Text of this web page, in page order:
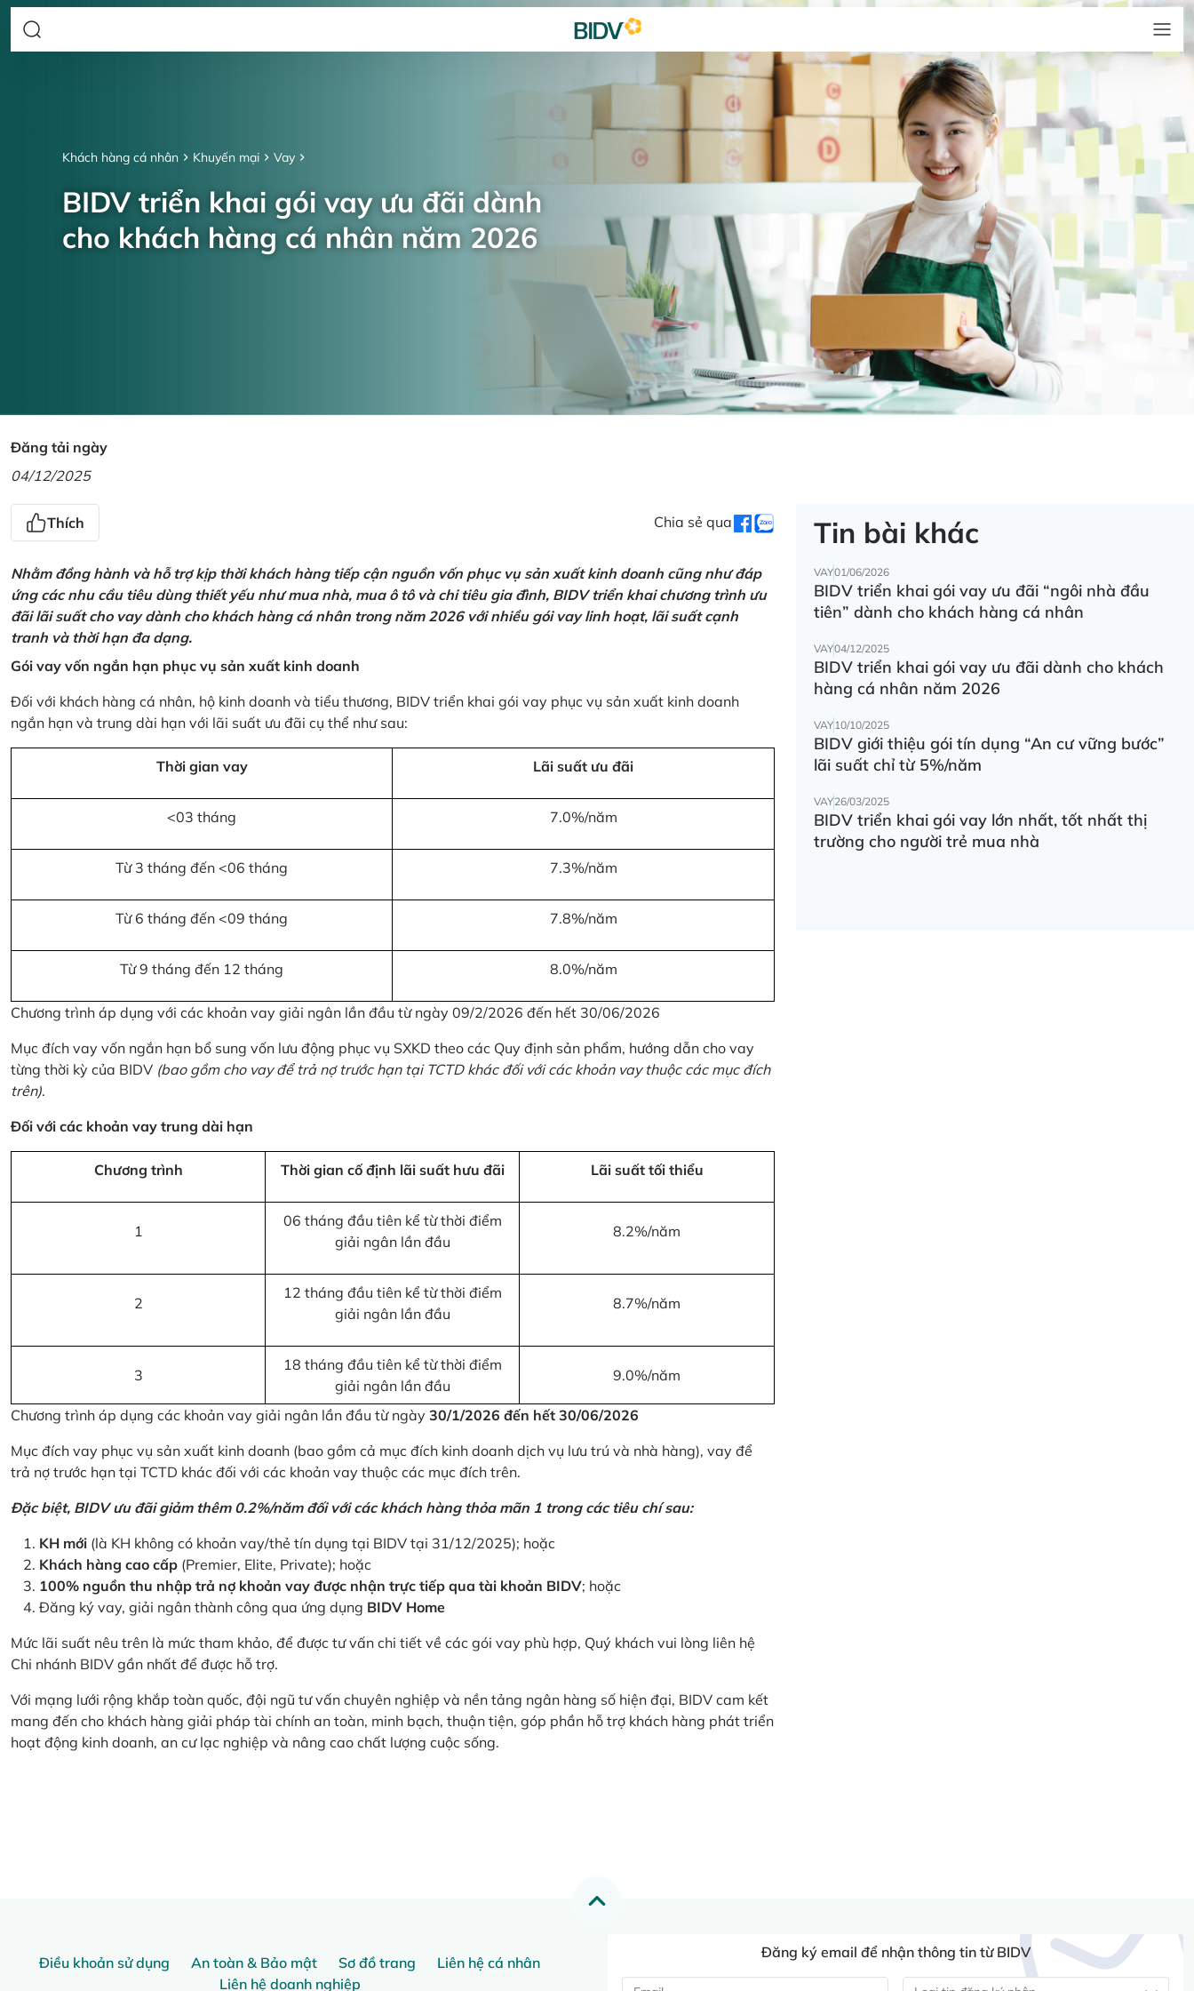
Khách hàng cá nhân Khuyến mại Vay
BIDV triển khai gói vay ưu đãi dành
cho khách hàng cá nhân năm 2026
Đăng tải ngày
04/12/2025
Thích Chia sẻ qua
Nhằm đồng hành và hỗ trợ kịp thời khách hàng tiếp cận nguồn vốn phục vụ sản xuất kinh doanh cũng như đáp
ứng các nhu cầu tiêu dùng thiết yếu như mua nhà, mua ô tô và chi tiêu gia đình, BIDV triển khai chương trình ưu
đãi lãi suất cho vay dành cho khách hàng cá nhân trong năm 2026 với nhiều gói vay linh hoạt, lãi suất cạnh
tranh và thời hạn đa dạng.
Gói vay vốn ngắn hạn phục vụ sản xuất kinh doanh
Đối với khách hàng cá nhân, hộ kinh doanh và tiểu thương, BIDV triển khai gói vay phục vụ sản xuất kinh doanh
ngắn hạn và trung dài hạn với lãi suất ưu đãi cụ thể như sau:
Thời gian vay Lãi suất ưu đãi
<03 tháng 7.0%/năm
Từ 3 tháng đến <06 tháng 7.3%/năm
Từ 6 tháng đến <09 tháng 7.8%/năm
Từ 9 tháng đến 12 tháng 8.0%/năm
Chương trình áp dụng với các khoản vay giải ngân lần đầu từ ngày 09/2/2026 đến hết 30/06/2026
Mục đích vay vốn ngắn hạn bổ sung vốn lưu động phục vụ SXKD theo các Quy định sản phẩm, hướng dẫn cho vay
từng thời kỳ của BIDV (bao gồm cho vay để trả nợ trước hạn tại TCTD khác đối với các khoản vay thuộc các mục đích
trên).
Đối với các khoản vay trung dài hạn
Chương trình Thời gian cố định lãi suất hưu đãi Lãi suất tối thiểu
1
06 tháng đầu tiên kể từ thời điểm
giải ngân lần đầu
8.2%/năm
2
12 tháng đầu tiên kể từ thời điểm
giải ngân lần đầu
8.7%/năm
3
18 tháng đầu tiên kể từ thời điểm
giải ngân lần đầu
9.0%/năm
Chương trình áp dụng các khoản vay giải ngân lần đầu từ ngày 30/1/2026 đến hết 30/06/2026
Mục đích vay phục vụ sản xuất kinh doanh (bao gồm cả mục đích kinh doanh dịch vụ lưu trú và nhà hàng), vay để
trả nợ trước hạn tại TCTD khác đối với các khoản vay thuộc các mục đích trên.
Đặc biệt, BIDV ưu đãi giảm thêm 0.2%/năm đối với các khách hàng thỏa mãn 1 trong các tiêu chí sau:
KH mới (là KH không có khoản vay/thẻ tín dụng tại BIDV tại 31/12/2025); hoặc
Khách hàng cao cấp (Premier, Elite, Private); hoặc
100% nguồn thu nhập trả nợ khoản vay được nhận trực tiếp qua tài khoản BIDV; hoặc
Đăng ký vay, giải ngân thành công qua ứng dụng BIDV Home
Mức lãi suất nêu trên là mức tham khảo, để được tư vấn chi tiết về các gói vay phù hợp, Quý khách vui lòng liên hệ
Chi nhánh BIDV gần nhất để được hỗ trợ.
Với mạng lưới rộng khắp toàn quốc, đội ngũ tư vấn chuyên nghiệp và nền tảng ngân hàng số hiện đại, BIDV cam kết
mang đến cho khách hàng giải pháp tài chính an toàn, minh bạch, thuận tiện, góp phần hỗ trợ khách hàng phát triển
hoạt động kinh doanh, an cư lạc nghiệp và nâng cao chất lượng cuộc sống.
Tin bài khác
VAY01/06/2026
BIDV triển khai gói vay ưu đãi “ngôi nhà đầu
tiên” dành cho khách hàng cá nhân
VAY04/12/2025
BIDV triển khai gói vay ưu đãi dành cho khách
hàng cá nhân năm 2026
VAY10/10/2025
BIDV giới thiệu gói tín dụng “An cư vững bước”
lãi suất chỉ từ 5%/năm
VAY26/03/2025
BIDV triển khai gói vay lớn nhất, tốt nhất thị
trường cho người trẻ mua nhà
Điều khoản sử dụng An toàn & Bảo mật Sơ đồ trang
Liên hệ cá nhân
Liên hệ doanh nghiệp
Đăng ký email để nhận thông tin từ BIDV